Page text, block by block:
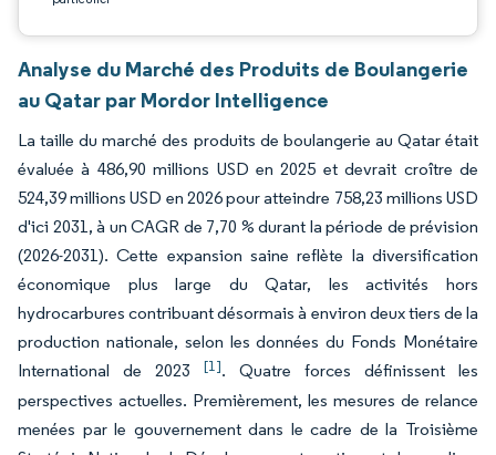
Analyse du Marché des Produits de Boulangerie
au Qatar par Mordor Intelligence
La taille du marché des produits de boulangerie au Qatar était
évaluée à 486,90 millions USD en 2025 et devrait croître de
524,39 millions USD en 2026 pour atteindre 758,23 millions USD
d'ici 2031, à un CAGR de 7,70 % durant la période de prévision
(2026-2031). Cette expansion saine reflète la diversification
économique plus large du Qatar, les activités hors
hydrocarbures contribuant désormais à environ deux tiers de la
production nationale, selon les données du Fonds Monétaire
International de 2023 [1]. Quatre forces définissent les
perspectives actuelles. Premièrement, les mesures de relance
menées par le gouvernement dans le cadre de la Troisième